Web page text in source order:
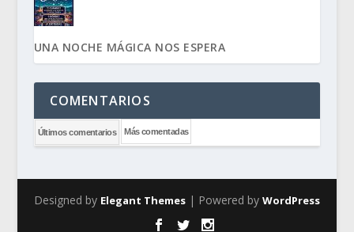
UNA NOCHE MÁGICA NOS ESPERA
COMENTARIOS
Últimos comentarios Más comentadas
Designed by Elegant Themes| Powered by WordPress